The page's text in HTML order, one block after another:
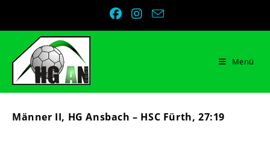
Menü
Männer II, HG Ansbach – HSC Fürth, 27:19